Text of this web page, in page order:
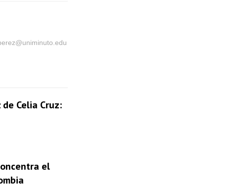
Celia Cruz:
el